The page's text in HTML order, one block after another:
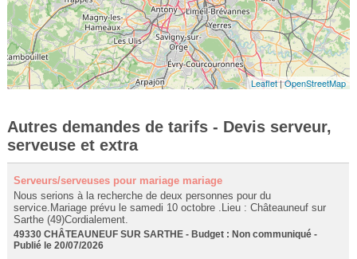
Leaflet|OpenStreetMap
Autres demandes de tarifs - Devis serveur,
serveuse et extra
Serveurs/serveuses pour mariage mariage
Nous serions à la recherche de deux personnes pour du
service.Mariage prévu le samedi 10 octobre .Lieu : Châteauneuf sur
Sarthe (49)Cordialement.
49330 CHÂTEAUNEUF SUR SARTHE - Budget : Non communiqué -
Publié le 20/07/2026